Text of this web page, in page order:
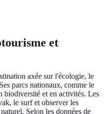
et
axée sur l'écologie, le
parcs nationaux, comme le
biodiversité et en activités. Les
le surf et observer les
Selon les données de